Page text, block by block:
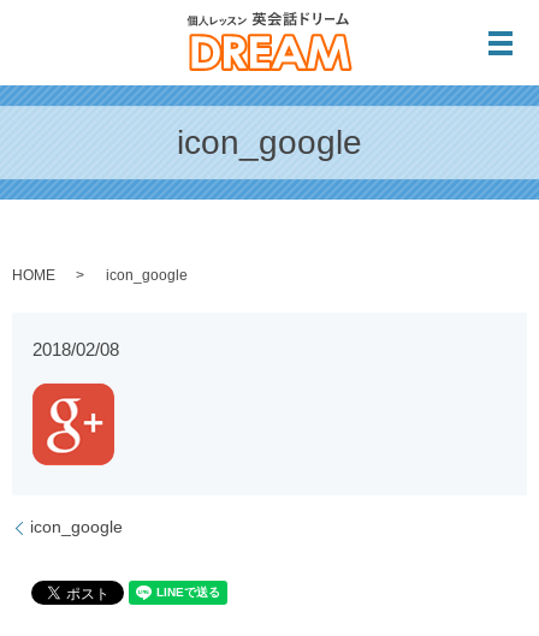
メ
icon_google
HOME icon_google
2018/02/08
icon_google